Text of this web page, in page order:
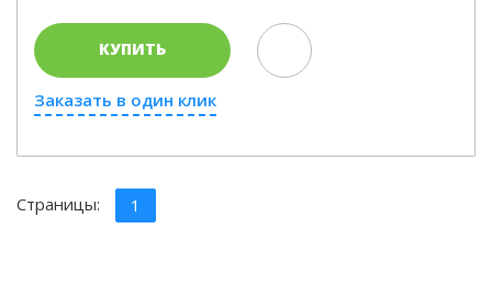
КУПИТЬ
Заказать в один клик
Страницы: 1